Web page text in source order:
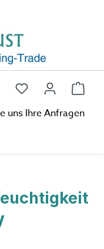
uns Ihre Anfragen
Du hast 0